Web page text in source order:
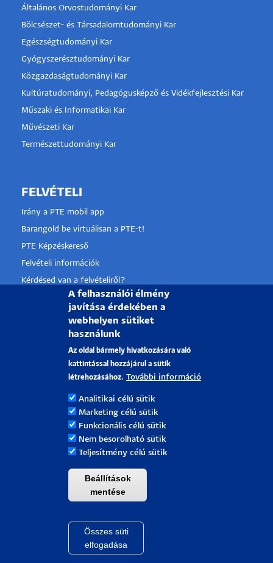
Általános Orvostudományi Kar
Bölcsészet- és Társadalomtudományi Kar
Egészségtudományi Kar
Gyógyszerésztudományi Kar
Közgazdaságtudományi Kar
Kultúratudományi, Pedagógusképző és Vidékfejlesztési Kar
Műszaki és Informatikai Kar
Művészeti Kar
Természettudományi Kar
FELVÉTELI
Irány a PTE mobil app
Barangold be virtuálisan a PTE-t!
PTE Képzéskereső
Felvételi információk
Kérdésed van a felvételiről?
KLINIKAI KÖZPONT
TÁMOGATÓ SZOLGÁLAT
PARTNEREK & SAJTÓ
1% az Egyetemért
PTE Alapítvány
Partnerkapcsolati lehetőségek
Médiaajánlat
H-7622 Pécs, Vasvári Pál utca. 4.
A felhasználói élmény
javítása érdekében a
webhelyen sütiket
használunk
Az oldal bármely hivatkozására való
kattintással hozzájárul a sütik
létrehozásához. További információ
Analitikai célú sütik
Marketing célú sütik
Funkcionális célú sütik
Nem besorolható sütik
Teljesítmény célú sütik
Beállítások
mentése
Összes süti
elfogadása